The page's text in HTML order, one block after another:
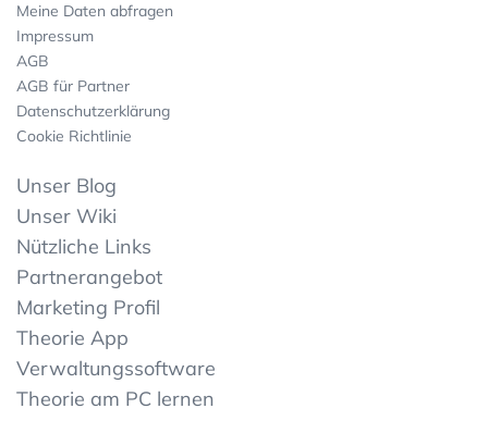
Meine Daten abfragen
Impressum
AGB
AGB für Partner
Datenschutzerklärung
Cookie Richtlinie
Unser Blog
Unser Wiki
Nützliche Links
Partnerangebot
Marketing Profil
Theorie App
Verwaltungssoftware
Theorie am PC lernen